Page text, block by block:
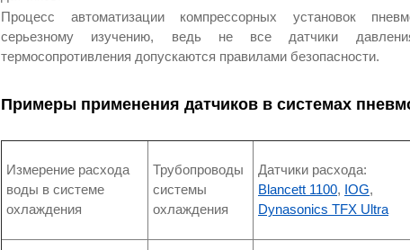
Процесс автоматизации компрессорных установок
серьезному изучению, ведь не все датчики
термосопротивления допускаются правилами безопасности.
Примеры применения датчиков в системах
Измерение расхода
воды в системе
охлаждения
Трубопроводы
системы
охлаждения
Датчики расхода:
Blancett 1100, IOG,
Dynasonics TFX Ultra